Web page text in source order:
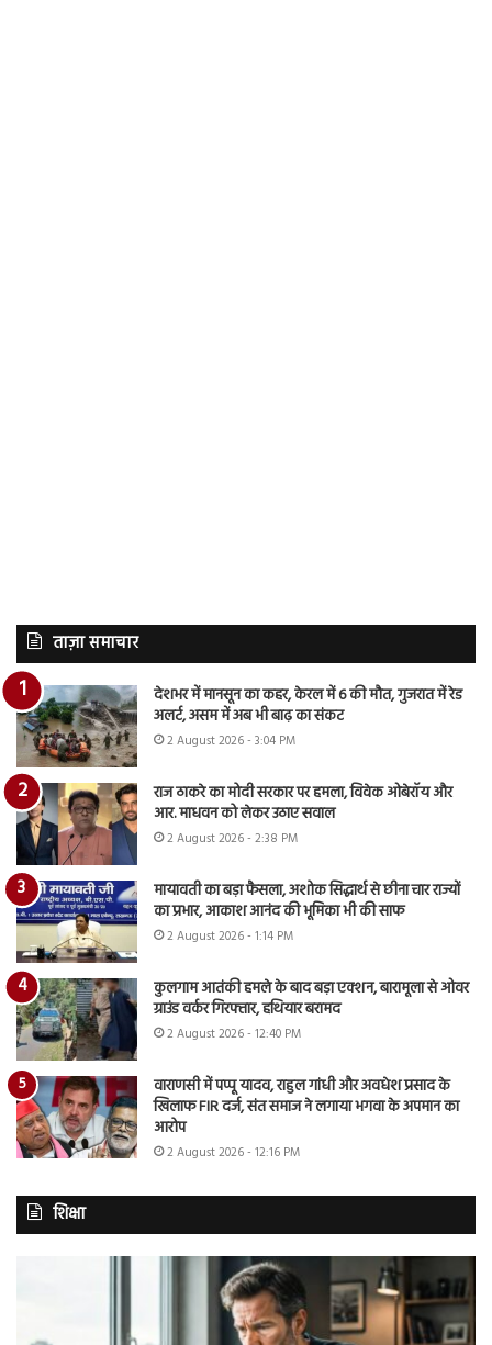
ताज़ा समाचार
देशभर में मानसून का कहर, केरल में 6 की मौत, गुजरात में रेड
अलर्ट, असम में अब भी बाढ़ का संकट
2 August 2026 - 3:04 PM
राज ठाकरे का मोदी सरकार पर हमला, विवेक ओबेरॉय और
आर. माधवन को लेकर उठाए सवाल
2 August 2026 - 2:38 PM
मायावती का बड़ा फैसला, अशोक सिद्धार्थ से छीना चार राज्यों
का प्रभार, आकाश आनंद की भूमिका भी की साफ
2 August 2026 - 1:14 PM
कुलगाम आतंकी हमले के बाद बड़ा एक्शन, बारामूला से ओवर
ग्राउंड वर्कर गिरफ्तार, हथियार बरामद
2 August 2026 - 12:40 PM
वाराणसी में पप्पू यादव, राहुल गांधी और अवधेश प्रसाद के
खिलाफ FIR दर्ज, संत समाज ने लगाया भगवा के अपमान का
आरोप
2 August 2026 - 12:16 PM
शिक्षा